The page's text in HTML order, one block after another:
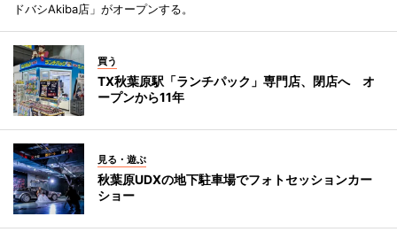
ドバシAkiba店」がオープンする。
買う
TX秋葉原駅「ランチパック」専門店、閉店へ オ
ープンから11年
見る・遊ぶ
秋葉原UDXの地下駐車場でフォトセッションカー
ショー